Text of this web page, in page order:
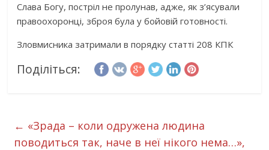
Слава Богу, постріл не пролунав, адже, як з’ясували
правоохоронці, зброя була у бойовій готовності.
Зловмисника затримали в порядку статті 208 КПК
Поділіться:
← «Зрада – коли одружена людина
поводиться так, наче в неї нікого нема…»,